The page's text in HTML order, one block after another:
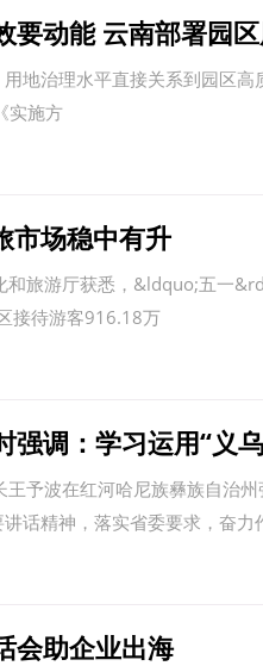
要动能 云南部署园
治理水平直接关系到园区高
实施方
市场稳中有升
游厅获悉，&ldquo;五一
接待游客916.18万
强调：学习运用“义
波在红河哈尼族彝族自治州
话精神，落实省委要求，奋力
会助企业出海